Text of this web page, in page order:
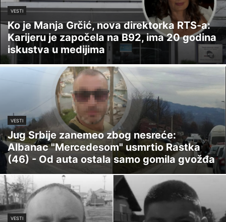
VESTI
Ko je Manja Grčić, nova direktorka RTS-a:
Karijeru je započela na B92, ima 20 godina
iskustva u medijima
VESTI
Jug Srbije zanemeo zbog nesreće:
Albanac "Mercedesom" usmrtio Rastka
(46) - Od auta ostala samo gomila gvožđa
VESTI